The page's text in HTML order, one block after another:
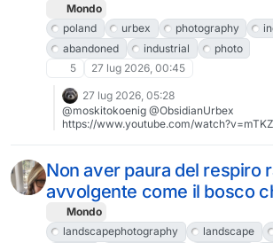
Mondo
poland
urbex photography
abandoned
industrial
photo
5
27 lug 2026, 00:45
27 lug 2026, 05:28
@moskitokoenig @ObsidianUrbex
https://www.youtube.com/
Non aver paura del respiro
avvolgente come il bosco
Mondo
landscapephotography
landscape